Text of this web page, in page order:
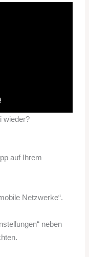
wieder?
auf Ihrem
Netzwerke“.
neben